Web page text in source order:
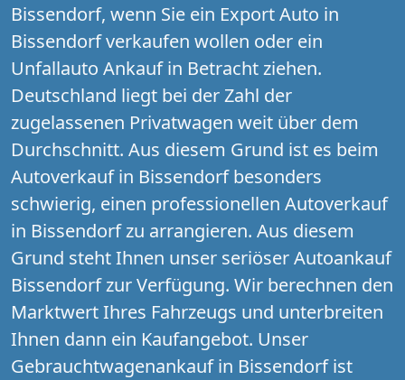
Bissendorf, wenn Sie ein Export Auto in
Bissendorf verkaufen wollen oder ein
Unfallauto Ankauf in Betracht ziehen.
Deutschland liegt bei der Zahl der
zugelassenen Privatwagen weit über dem
Durchschnitt. Aus diesem Grund ist es beim
Autoverkauf in Bissendorf besonders
schwierig, einen professionellen Autoverkauf
in Bissendorf zu arrangieren. Aus diesem
Grund steht Ihnen unser seriöser Autoankauf
Bissendorf zur Verfügung. Wir berechnen den
Marktwert Ihres Fahrzeugs und unterbreiten
Ihnen dann ein Kaufangebot. Unser
Gebrauchtwagenankauf in Bissendorf ist